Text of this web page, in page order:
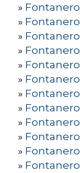
»
»
»
»
»
»
»
»
»
»
»
»